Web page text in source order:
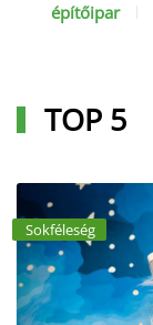
építőipar
TOP 5
Sokféleség